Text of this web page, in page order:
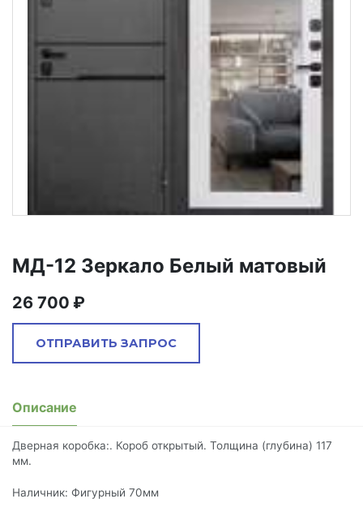
МД-12 Зеркало Белый матовый
26 700
ОТПРАВИТЬ ЗАПРОС
Описание
Дверная коробка:. Короб открытый. Толщина (глубина) 117
мм.
Наличник: Фигурный 70мм